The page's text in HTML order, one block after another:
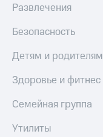
Развлечения
Безопасность
Детям и родителям
Здоровье и фитнес
Семейная группа
Утилиты